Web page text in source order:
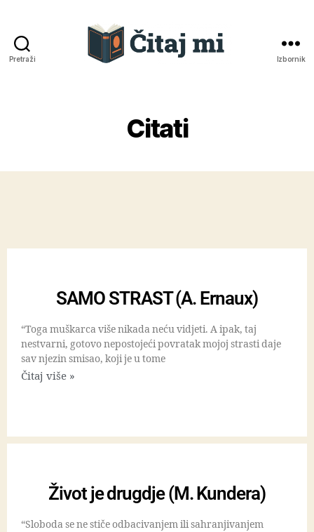
Pretraži Izbornik
Citati
SAMO STRAST (A. Ernaux)
“Toga muškarca više nikada neću vidjeti. A ipak, taj
nestvarni, gotovo nepostojeći povratak mojoj strasti daje
sav njezin smisao, koji je u tome
Čitaj više »
Život je drugdje (M. Kundera)
“Sloboda se ne stiče odbacivanjem ili sahranjivanjem